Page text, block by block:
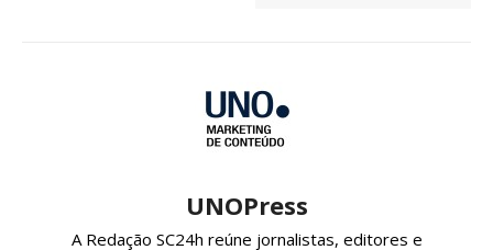
UNOPress
A Redação SC24h reúne jornalistas, editores e